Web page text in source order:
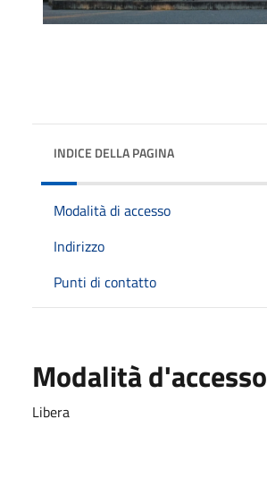
INDICE DELLA PAGINA
Modalità di accesso
Indirizzo
Punti di contatto
Modalità d'accesso
Libera